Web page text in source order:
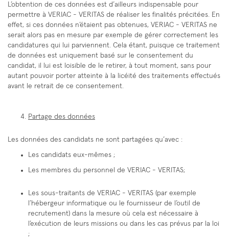
L’obtention de ces données est d’ailleurs indispensable pour
permettre à VERIAC - VERITAS de réaliser les finalités précitées. En
effet, si ces données n’étaient pas obtenues, VERIAC - VERITAS ne
serait alors pas en mesure par exemple de gérer correctement les
candidatures qui lui parviennent. Cela étant, puisque ce traitement
de données est uniquement basé sur le consentement du
candidat, il lui est loisible de le retirer, à tout moment, sans pour
autant pouvoir porter atteinte à la licéité des traitements effectués
avant le retrait de ce consentement.
Partage des données
Les données des candidats ne sont partagées qu’avec :
Les candidats eux-mêmes ;
Les membres du personnel de VERIAC - VERITAS;
Les sous-traitants de VERIAC - VERITAS (par exemple
l’hébergeur informatique ou le fournisseur de l’outil de
recrutement) dans la mesure où cela est nécessaire à
l’exécution de leurs missions ou dans les cas prévus par la loi
;